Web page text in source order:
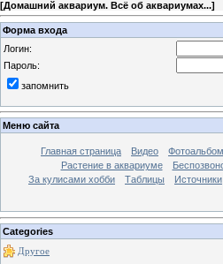
[Домашний аквариум. Всё об аквариумах...]
Форма входа
Логин:
Пароль:
запомнить
Меню сайта
Главная страница Видео
Растение в аквариуме
За кулисами хобби
Таблицы Источники
Categories
Другое